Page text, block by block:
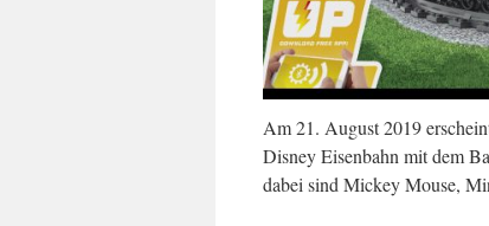
Am 21. August 2019
Disney Eisenbahn mit dem
dabei sind Mickey Mouse,